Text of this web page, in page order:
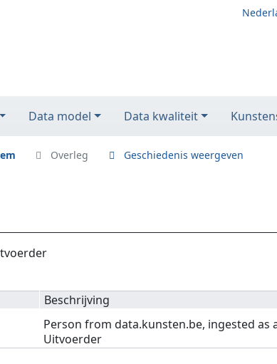
Data model Data kwaliteit
Overleg Geschiedenis weergeven
Beschrijving
Person from data.kunsten.be, ingested as
Uitvoerder